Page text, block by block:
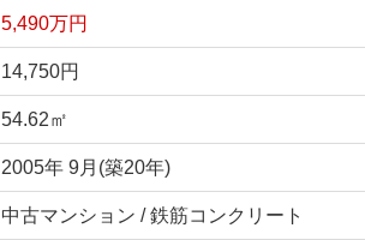
5,490万円
14,750円
54.62㎡
2005年 9月(築20年)
中古マンション / 鉄筋コンクリート